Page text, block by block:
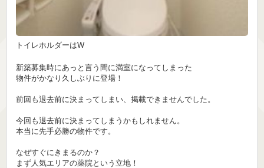
新築募集時にあっと言う間に満室になってしまった
物件がかなり久しぶりに登場！
前回も退去前に決まってしまい、掲載できませんでした。
今回も退去前に決まってしまうかもしれません。
本当に先手必勝の物件です。
なぜすぐにきまるのか？
まず人気エリアの薬院という立地！
トイレホルダーはW